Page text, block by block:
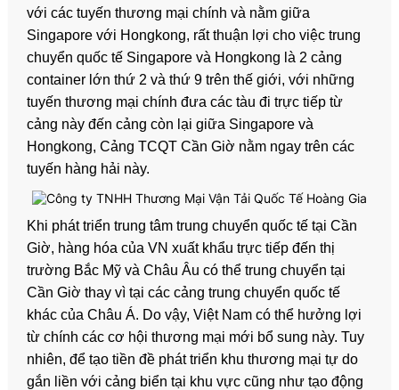
với các tuyến thương mại chính và nằm giữa
Singapore với Hongkong, rất thuận lợi cho việc trung
chuyển quốc tế Singapore và Hongkong là 2 cảng
container lớn thứ 2 và thứ 9 trên thế giới, với những
tuyến thương mại chính đưa các tàu đi trực tiếp từ
cảng này đến cảng còn lại giữa Singapore và
Hongkong, Cảng TCQT Cần Giờ nằm ngay trên các
tuyến hàng hải này.
Khi phát triển trung tâm trung chuyển quốc tế tại Cần
Giờ, hàng hóa của VN xuất khẩu trực tiếp đến thị
trường Bắc Mỹ và Châu Âu có thể trung chuyển tại
Cần Giờ thay vì tại các cảng trung chuyển quốc tế
khác của Châu Á. Do vậy, Việt Nam có thể hưởng lợi
từ chính các cơ hội thương mại mới bổ sung này. Tuy
nhiên, để tạo tiền đề phát triển khu thương mại tự do
gắn liền với cảng biển tại khu vực cũng như tạo động